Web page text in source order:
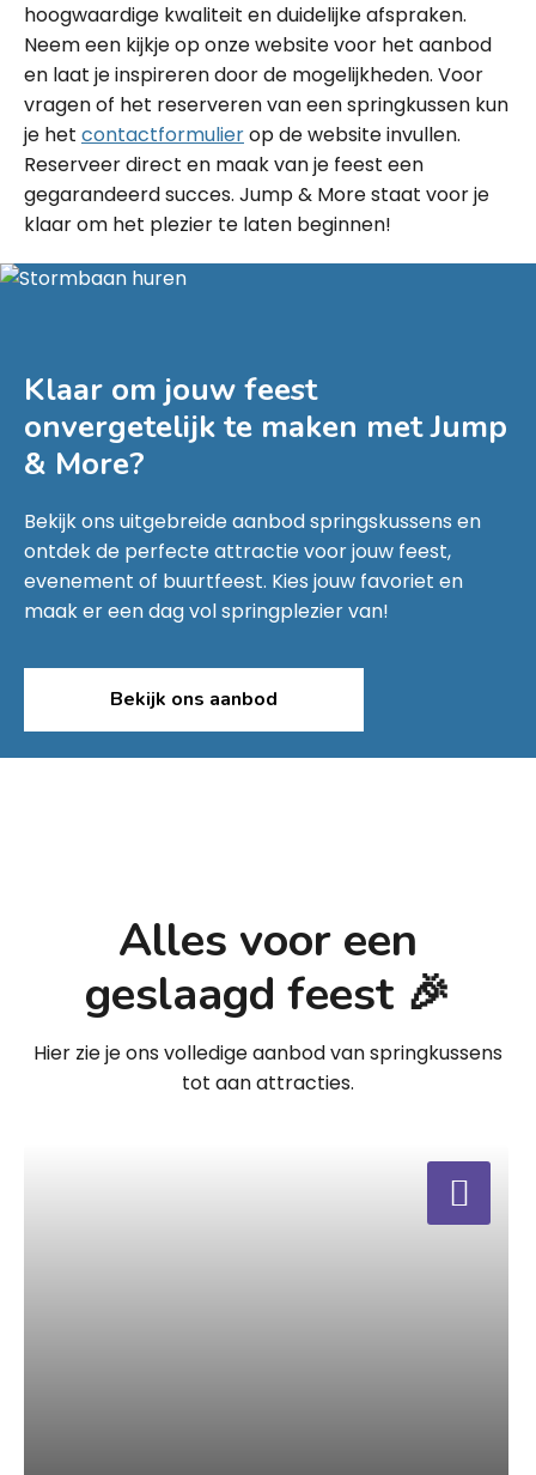
hoogwaardige kwaliteit en duidelijke afspraken.
Neem een kijkje op onze website voor het aanbod
en laat je inspireren door de mogelijkheden. Voor
vragen of het reserveren van een springkussen kun
je het contactformulierop de website invullen.
Reserveer direct en maak van je feest een
gegarandeerd succes. Jump & More staat voor je
klaar om het plezier te laten beginnen!
Klaar om jouw feest
onvergetelijk te maken metJump
& More?
Bekijk ons uitgebreide aanbod springskussens en
ontdek de perfecte attractie voor jouw feest,
evenement of buurtfeest. Kies jouw favoriet en
maak er een dag vol springplezier van!
Bekijk ons aanbod
Alles voor een
geslaagd feest 🎉
Hier zie je ons volledige aanbod van springkussens
tot aan attracties.